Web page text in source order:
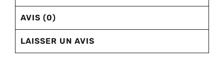
AVIS (0)
LAISSER UN AVIS